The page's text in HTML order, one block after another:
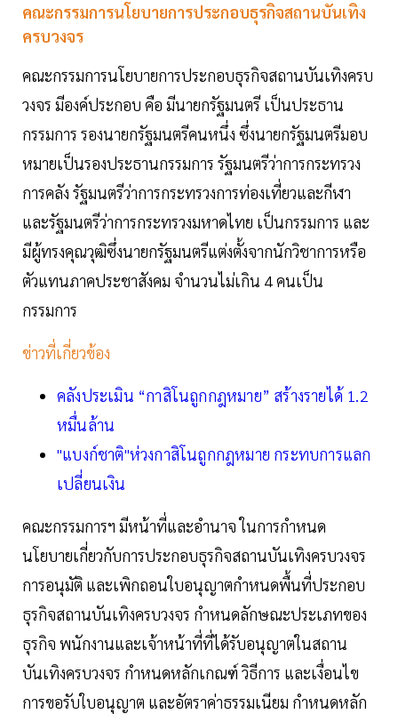
คณะกรรมการนโยบายการประกอบธุรกิจสถานบันเทิง
ครบวงจร
คณะกรรมการนโยบายการประกอบธุรกิจสถานบันเทิงครบ
วงจร มีองค์ประกอบ คือ มีนายกรัฐมนตรี เป็นประธาน
กรรมการ รองนายกรัฐมนตรีคนหนึ่ง ซึ่งนายกรัฐมนตรีมอบ
หมายเป็นรองประธานกรรมการ รัฐมนตรีว่าการกระทรวง
การคลัง รัฐมนตรีว่าการกระทรวงการท่องเที่ยวและกีฬา
และรัฐมนตรีว่าการกระทรวงมหาดไทย เป็นกรรมการ และ
มีผู้ทรงคุณวุฒิซึ่งนายกรัฐมนตรีแต่งตั้งจากนักวิชาการหรือ
ตัวแทนภาคประชาสังคม จำนวนไม่เกิน 4 คนเป็น
กรรมการ
ข่าวที่เกี่ยวข้อง
คลังประเมิน “กาสิโนถูกกฎหมาย” สร้างรายได้ 1.2
หมื่นล้าน
"แบงก์ชาติ"ห่วงกาสิโนถูกกฎหมาย กระทบการแลก
เปลี่ยนเงิน
คณะกรรมการฯ มีหน้าที่และอำนาจ ในการกำหนด
นโยบายเกี่ยวกับการประกอบธุรกิจสถานบันเทิงครบวงจร
การอนุมัติ และเพิกถอนใบอนุญาตกำหนดพื้นที่ประกอบ
ธุรกิจสถานบันเทิงครบวงจร กำหนดลักษณะประเภทของ
ธุรกิจ พนักงานและเจ้าหน้าที่ที่ได้รับอนุญาตในสถาน
บันเทิงครบวงจร กำหนดหลักเกณฑ์ วิธีการ และเงื่อนไข
การขอรับใบอนุญาต และอัตราค่าธรรมเนียม กำหนดหลัก